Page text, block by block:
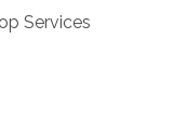
Services